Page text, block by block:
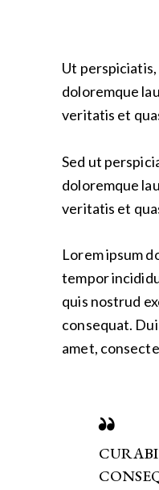
Ut
doloremque
veritatis et
Sed ut
doloremque
veritatis et
Lorem ipsum
tempor
quis nostrud
consequat.
amet,